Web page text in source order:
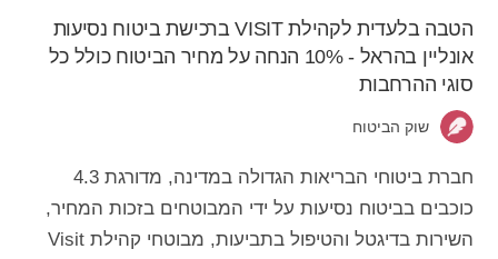
הטבה בלעדית לקהילת VISIT ברכישת ביטוח נסיעות
אונליין בהראל - 10% הנחה על מחיר הביטוח כולל כל
סוגי ההרחבות
שוק הביטוח
חברת ביטוחי הבריאות הגדולה במדינה, מדורגת 4.3
כוכבים בביטוח נסיעות על ידי המבוטחים בזכות המחיר,
השירות בדיגטל והטיפול בתביעות, מבוטחי קהילת Visit